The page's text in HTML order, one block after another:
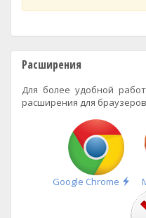
Расширения
Для более удобной
расширения для
Google Chrome